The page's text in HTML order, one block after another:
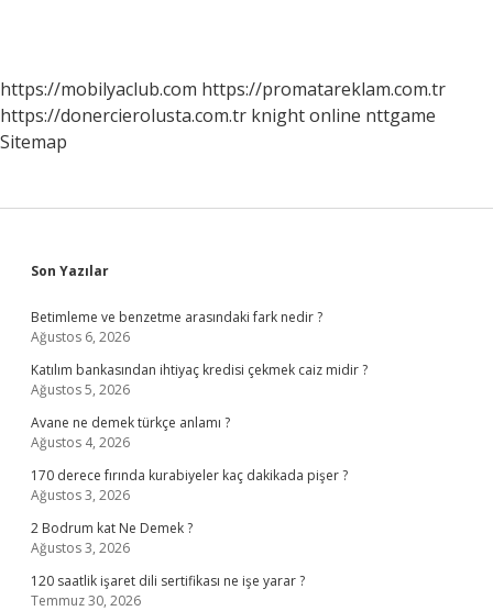
https://mobilyaclub.com https://promatareklam.com.tr
https://donercierolusta.com.tr knight online nttgame
Sitemap
Sidebar
Son Yazılar
Betimleme ve benzetme arasındaki fark nedir ?
Ağustos 6, 2026
Katılım bankasından ihtiyaç kredisi çekmek caiz midir ?
Ağustos 5, 2026
Avane ne demek türkçe anlamı ?
Ağustos 4, 2026
170 derece fırında kurabiyeler kaç dakikada pişer ?
Ağustos 3, 2026
2 Bodrum kat Ne Demek ?
Ağustos 3, 2026
120 saatlik işaret dili sertifikası ne işe yarar ?
Temmuz 30, 2026